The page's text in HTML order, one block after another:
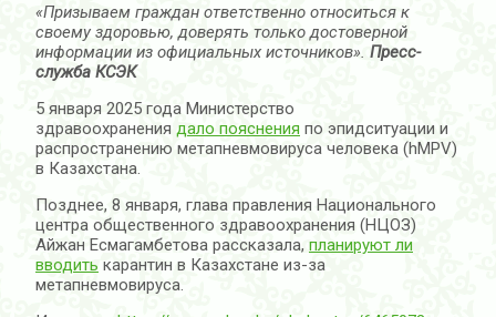
«Призываем граждан ответственно относиться к
своему здоровью, доверять только достоверной
информации из официальных источников». Пресс-
служба КСЭК
5 января 2025 года Министерство
здравоохранения дало пояснения по эпидситуации и
распространению метапневмовируса человека (hMPV)
в Казахстана.
Позднее, 8 января, глава правления Национального
центра общественного здравоохранения (НЦОЗ)
Айжан Есмагамбетова рассказала, планируют ли
вводить карантин в Казахстане из-за
метапневмовируса.